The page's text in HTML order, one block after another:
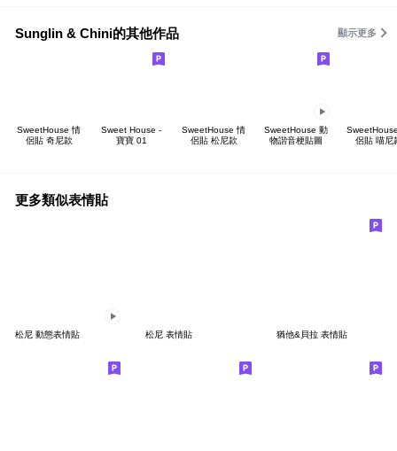
Sunglin & Chini的其他作品 顯示更多
SweetHouse 情
侶貼 奇尼款
Sweet House -
寶寶 01
SweetHouse 情
侶貼 松尼款
SweetHouse 動
物諧音梗貼圖
侶貼 喵尼
更多類似表情貼
松尼 動態表情貼 松尼 表情貼 猶他&貝拉 表情貼